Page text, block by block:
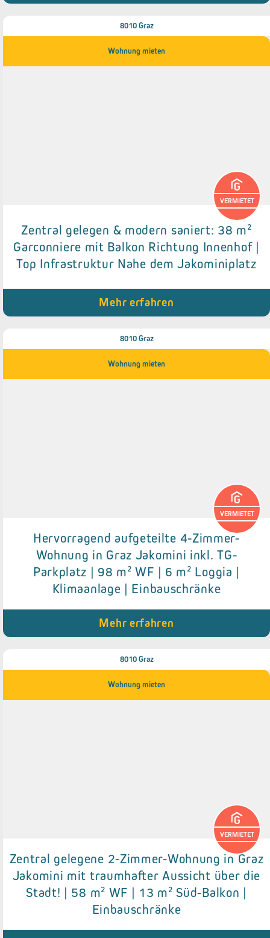
8010 Graz
Wohnung mieten
Details zum Objekt
● Balkon Richtung Innenhof (ca. 4 m²)
● Abstellraum/Speisekammer
● Separat zugängliches WC
VERMIETET
Zentral gelegen & modern saniert: 38 m²
Garconniere mit Balkon Richtung Innenhof |
Top Infrastruktur Nahe dem Jakominiplatz
Mehr erfahren
8010 Graz
Wohnung mieten
Details zum Objekt
● Moderne Einbauküche
● Tiefgaragenparkplatz
● Praktische Einbauschränke
VERMIETET
Hervorragend aufgeteilte 4-Zimmer-
Wohnung in Graz Jakomini inkl. TG-
Parkplatz | 98 m² WF | 6 m² Loggia |
Klimaanlage | Einbauschränke
Mehr erfahren
8010 Graz
Wohnung mieten
Details zum Objekt
● Ausblick über die Stadt
● Süd-Balkon (13 m²)
● Einbauküche
VERMIETET
Zentral gelegene 2-Zimmer-Wohnung in Graz
Jakomini mit traumhafter Aussicht über die
Stadt! | 58 m² WF | 13 m² Süd-Balkon |
Einbauschränke